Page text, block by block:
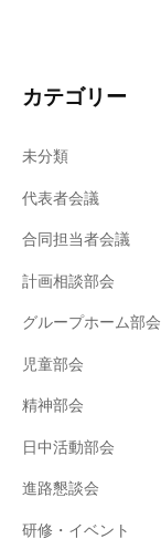
カテゴリー
未分類
代表者会議
合同担当者会議
計画相談部会
グループホーム部会
児童部会
精神部会
日中活動部会
進路懇談会
研修・イベント